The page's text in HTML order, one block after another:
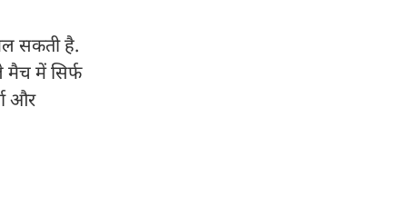
सकती है.
मैच में सिर्फ
और